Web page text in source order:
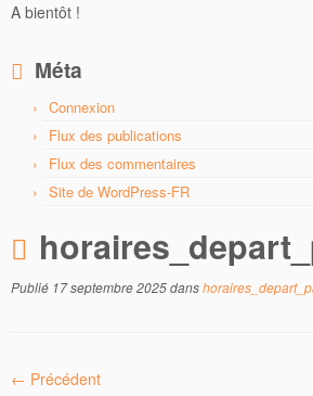
A bientôt !
Méta
Connexion
Flux des publications
Flux des commentaires
Site de WordPress-FR
Publié 17 septembre 2025dans
← Précédent